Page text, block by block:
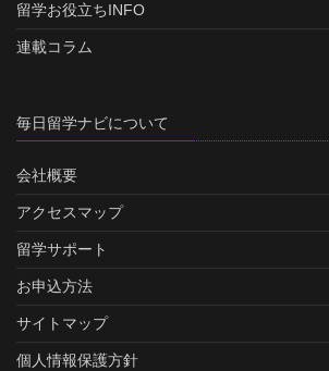
留学お役立ちINFO
連載コラム
毎日留学ナビについて
会社概要
アクセスマップ
留学サポート
お申込方法
サイトマップ
個人情報保護方針